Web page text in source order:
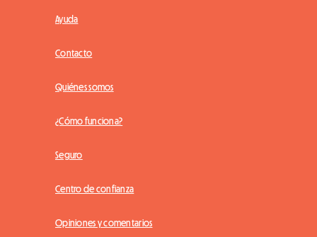
Ayuda
Contacto
Quiénes somos
¿Cómo funciona?
Seguro
Centro de confianza
Opiniones y comentarios